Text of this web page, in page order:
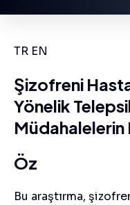
TR EN
Şizofreni
Yönelik
Müdahalelerin
Öz
Bu araştırma,